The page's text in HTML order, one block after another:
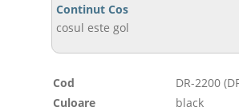
Continut Cos
cosul este gol
Cod
DR-2200
Culoare
black